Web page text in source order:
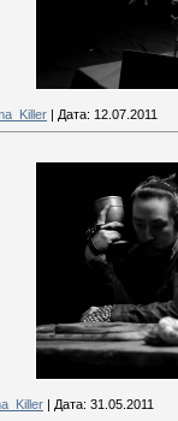
| Дата: 12.07.2011
| Дата: 31.05.2011